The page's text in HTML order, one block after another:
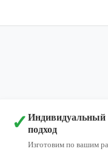
✓ Индивидуальный
подход
Изготовим по вашим